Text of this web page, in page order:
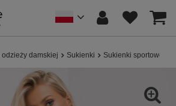
damskiej Sukienki Sukienki sportowe /